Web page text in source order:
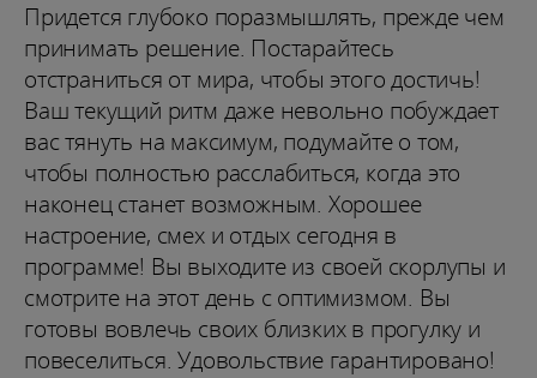
Придется глубоко поразмышлять, прежде чем
принимать решение. Постарайтесь
отстраниться от мира, чтобы этого достичь!
Ваш текущий ритм даже невольно побуждает
вас тянуть на максимум, подумайте о том,
чтобы полностью расслабиться, когда это
наконец станет возможным. Хорошее
настроение, смех и отдых сегодня в
программе! Вы выходите из своей скорлупы и
смотрите на этот день с оптимизмом. Вы
готовы вовлечь своих близких в прогулку и
повеселиться. Удовольствие гарантировано!